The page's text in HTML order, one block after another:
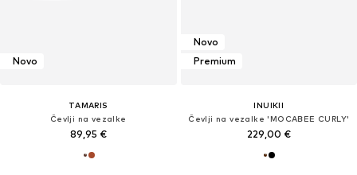
Novo
TAMARIS
Čevlji na vezalke
89,95 €
Novo
Premium
INUIKII
Čevlji na vezalke 'MOCABEE CURLY'
229,00 €